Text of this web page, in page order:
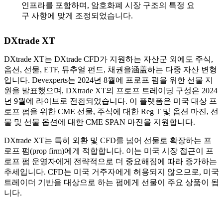
인프라를 포함하며, 암호화폐 시장 구조의 특정 요
구 사항에 맞게 조정되었습니다.
DXtrade XT
DXtrade XT는 DXtrade CFD가 지원하는 자산군 외에도 주식,
옵션, 선물, ETF, 뮤추얼 펀드, 채권을涵盖하는 다중 자산 변형
입니다. Devexperts는 2024년 8월에 프로프 펌을 위한 선물 지
원을 발표했으며, DXtrade XT의 프로프 트레이딩 구성은 2024
년 9월에 라이브로 전환되었습니다. 이 플랫폼은 미국 대상 프
로프 펌을 위한 CME 선물, 주식에 대한 Reg T 및 옵션 마진, 선
물 및 선물 옵션에 대한 CME SPAN 마진을 지원합니다.
DXtrade XT는 특히 외환 및 CFD를 넘어 선물로 확장하는 프
로프 펌(prop firm)에게 적합합니다. 이는 미국 시장 접근이 프
로프 펌 운영자에게 전략적으로 더 중요해짐에 따라 증가하는
추세입니다. CFD는 미국 거주자에게 허용되지 않으므로, 미국
트레이더 기반을 대상으로 하는 펌에게 선물이 주요 상품이 됩
니다.